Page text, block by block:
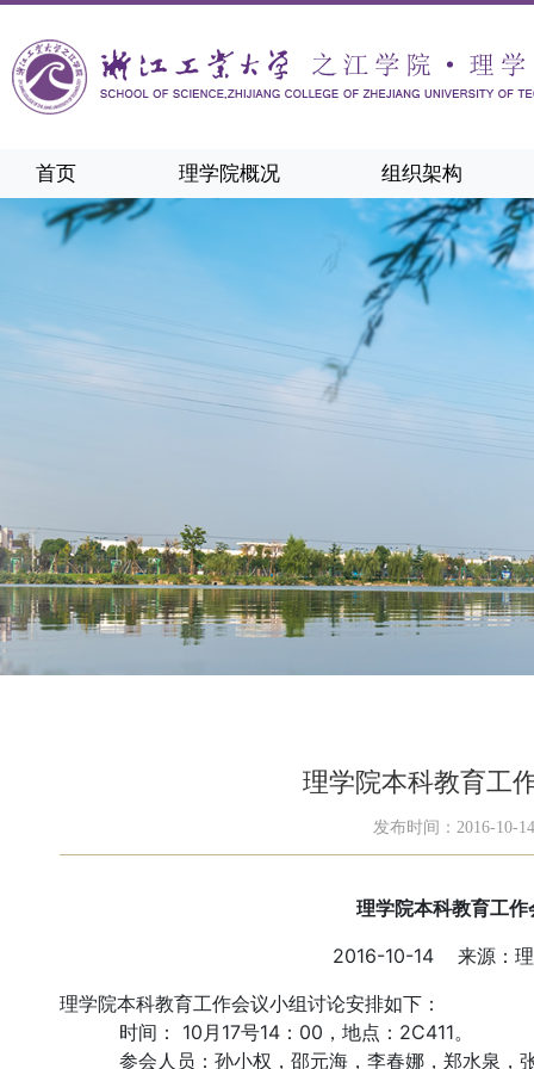
首页 理学院概况 组织架构
理学院本科教育工
发布时间：2016-10-14
理学院本科教育工
2016-10-14 来源：理
理学院本科教育工作会议小组讨论安排如下：
时间： 10月17号14：00，地点：2C411。
参会人员：孙小权，邵元海，李春娜，郑水泉，张